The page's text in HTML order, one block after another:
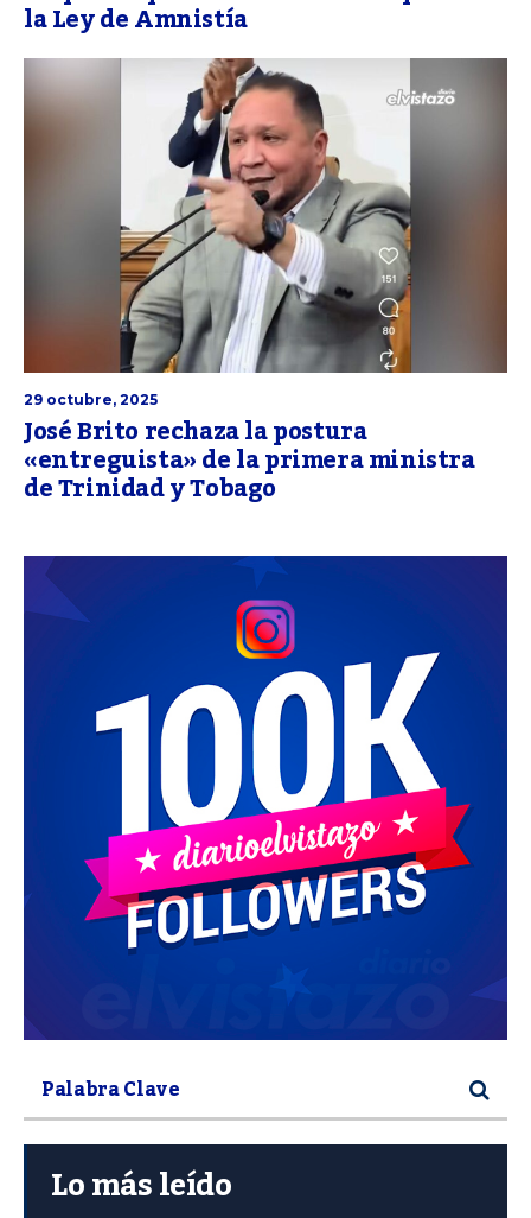
la Ley de Amnistía
29 octubre, 2025
José Brito rechaza la postura
«entreguista» de la primera ministra
de Trinidad y Tobago
Lo más leído